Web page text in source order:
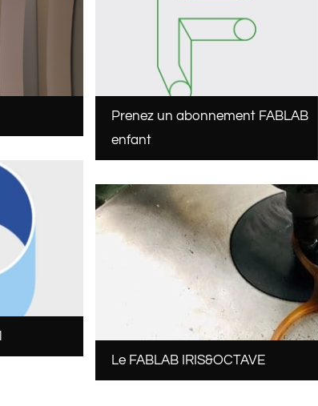
Prenez un abonnement FABLAB
enfant
Le FABLAB IRIS&OCTAVE